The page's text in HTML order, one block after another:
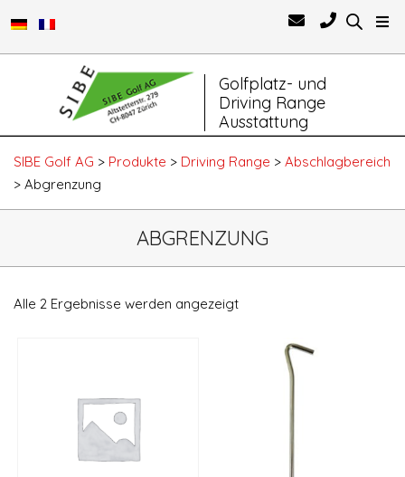
Golfplatz- und
Driving Range
Ausstattung
Navigation
SIBE Golf AG > Produkte > Driving Range > Abschlagbereich
> Abgrenzung
ABGRENZUNG
Alle 2 Ergebnisse werden angezeigt